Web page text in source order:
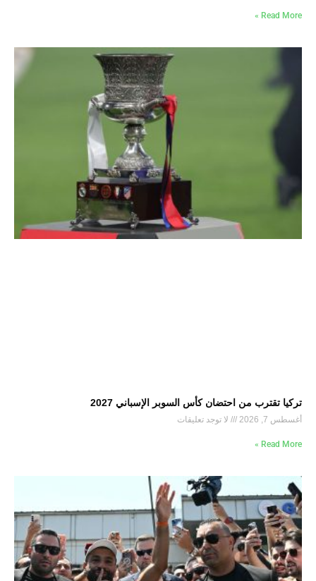
Read More »
تركيا تقترب من احتضان كأس السوبر الإسباني 2027
أغسطس 7, 2026 لا توجد تعليقات
Read More »